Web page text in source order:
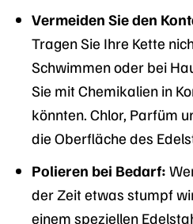
Vermeiden Sie den
Tragen Sie Ihre Kette
Schwimmen oder bei
Sie mit Chemikalien in
könnten. Chlor, Parfüm
die Oberfläche des
Polieren bei Bedarf:
der Zeit etwas stumpf
einem speziellen